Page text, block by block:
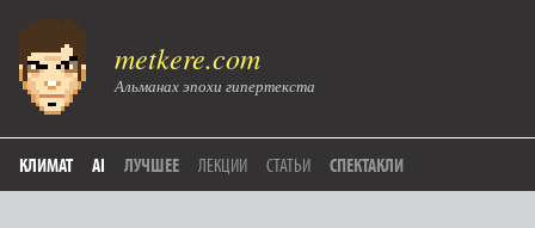
metkere.com
Альманах эпохи гипертекста
КЛИМАТ AI ЛУЧШЕЕ ЛЕКЦИИ СТАТЬИ СПЕКТАКЛИ